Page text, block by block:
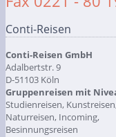
Conti-Reisen
Conti-Reisen GmbH
Adalbertstr. 9
D-51103 Köln
Gruppenreisen mit
Studienreisen,
Naturreisen, Incoming,
Besinnungsreisen